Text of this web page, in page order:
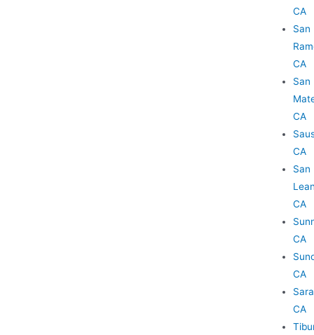
CA
San
CA
San
CA
CA
San
CA
CA
CA
CA